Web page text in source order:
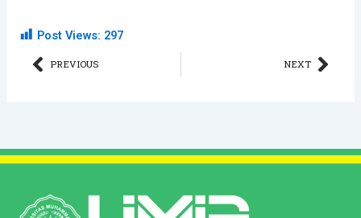
Post Views: 297
Prev
PREVIOUS NEXT